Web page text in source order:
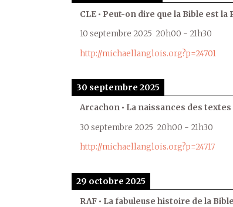
CLE • Peut-on dire que la Bible est la
10 septembre 2025 20h00 - 21h30
http://michaellanglois.org?p=24701
30 septembre 2025
Arcachon • La naissances des
30 septembre 2025 20h00 - 21h30
http://michaellanglois.org?p=24717
29 octobre 2025
RAF • La fabuleuse histoire de la Bible